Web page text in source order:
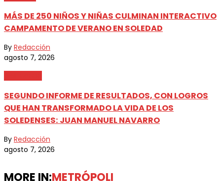
MÁS DE 250 NIÑOS Y NIÑAS CULMINAN INTERACTIVO
CAMPAMENTO DE VERANO EN SOLEDAD
By Redacción
agosto 7, 2026
SEGUNDO INFORME DE RESULTADOS, CON LOGROS
QUE HAN TRANSFORMADO LA VIDA DE LOS
SOLEDENSES: JUAN MANUEL NAVARRO
By Redacción
agosto 7, 2026
MORE IN:METRÓPOLI